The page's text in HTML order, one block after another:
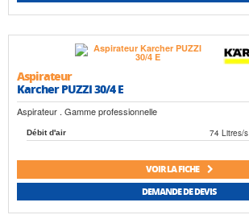
Aspirateur
Karcher PUZZI 30/4 E
Aspirateur . Gamme professionnelle
Débit d'air 74 Litres/s
VOIR LA FICHE
DEMANDE DE DEVIS